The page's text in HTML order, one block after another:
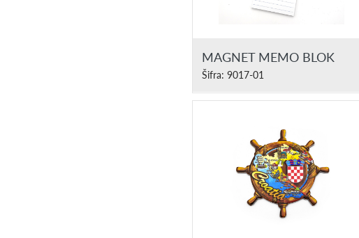
MAGNET MEMO BLOK
Šifra: 9017-01